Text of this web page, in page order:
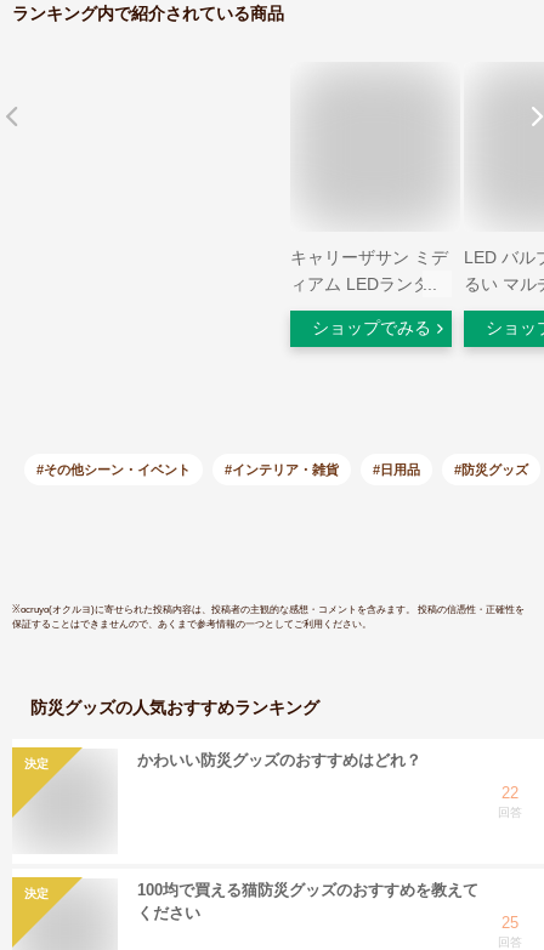
ランキング内で紹介されている商品
キャリーザサン ミデ
ィアム LEDランタン
充電式 ライト 太陽
光 ソーラーパネル
グッズ 間接照明 折
ショップでみる
LED バル
るい マル
ション 懐
タンド
常灯 スタ
いい おし
ショッ
#その他シーン・イベント #インテリア・雑貨 #日用品 #防災グッズ
※ocruyo(オクルヨ)に寄せられた投稿内容は、投稿者の主観的な感想・コメントを含みます。 投稿の信憑性・正確性を
保証することはできませんので、あくまで参考情報の一つとしてご利用ください。
防災グッズの人気おすすめランキング
決定
かわいい防災グッズのおすすめはどれ？
22
回答
決定
100均で買える猫防災グッズのおすすめを教えて
ください
25
回答